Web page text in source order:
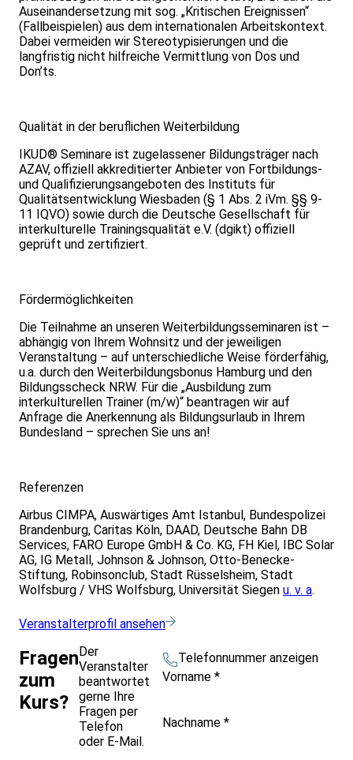
Auseinandersetzung mit sog. „Kritischen Ereignissen“
(Fallbeispielen) aus dem internationalen Arbeitskontext.
Dabei vermeiden wir Stereotypisierungen und die
langfristig nicht hilfreiche Vermittlung von Dos und
Don’ts.
Qualität in der beruflichen Weiterbildung
IKUD® Seminare ist zugelassener Bildungsträger nach
AZAV, offiziell akkreditierter Anbieter von Fortbildungs-
und Qualifizierungsangeboten des Instituts für
Qualitätsentwicklung Wiesbaden (§ 1 Abs. 2 iVm. §§ 9-
11 IQVO) sowie durch die Deutsche Gesellschaft für
interkulturelle Trainingsqualität e.V. (dgikt) offiziell
geprüft und zertifiziert.
Fördermöglichkeiten
Die Teilnahme an unseren Weiterbildungsseminaren ist –
abhängig von Ihrem Wohnsitz und der jeweiligen
Veranstaltung – auf unterschiedliche Weise förderfähig,
u.a. durch den Weiterbildungsbonus Hamburg und den
Bildungsscheck NRW. Für die „Ausbildung zum
interkulturellen Trainer (m/w)“ beantragen wir auf
Anfrage die Anerkennung als Bildungsurlaub in Ihrem
Bundesland – sprechen Sie uns an!
Referenzen
Airbus CIMPA, Auswärtiges Amt Istanbul, Bundespolizei
Brandenburg, Caritas Köln, DAAD, Deutsche Bahn DB
Services, FARO Europe GmbH & Co. KG, FH Kiel, IBC Solar
AG, IG Metall, Johnson & Johnson, Otto-Benecke-
Stiftung, Robinsonclub, Stadt Rüsselsheim, Stadt
Wolfsburg / VHS Wolfsburg, Universität Siegen u. v. a.
Veranstalterprofil ansehen
Fragen
zum
Kurs?
Der
Veranstalter
beantwortet
gerne Ihre
Fragen per
Telefon
oder E-Mail.
Telefonnummer anzeigen
Vorname *
Nachname *